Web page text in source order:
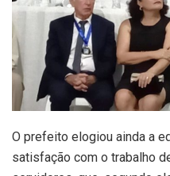
O prefeito elogiou ainda a
satisfação com o trabalho